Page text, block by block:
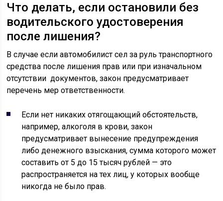
Что делать, если остановили без
водительского удостоверения
после лишения?
В случае если автомобилист сел за руль транспортного
средства после лишения прав или при изначальном
отсутствии документов, закон предусматривает
перечень мер ответственности.
Если нет никаких отягощающий обстоятельств,
например, алкоголя в крови, закон
предусматривает вынесение предупреждения
либо денежного взыскания, сумма которого может
составить от 5 до 15 тысяч рублей — это
распространяется на тех лиц, у которых вообще
никогда не было прав.